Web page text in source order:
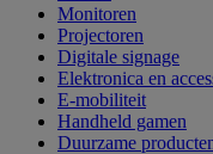
Monitoren
Projectoren
Digitale signage
Elektronica en
E-mobiliteit
Handheld gamen
Duurzame